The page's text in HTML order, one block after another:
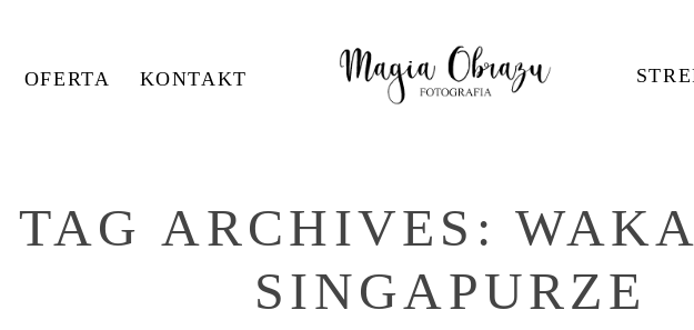
OFERTA KONTAKT
TAG ARCHIVES:
SINGAPURZE